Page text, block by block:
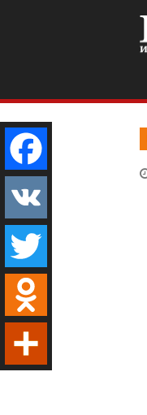
Facebook
VK
Twitter
Odnoklassniki